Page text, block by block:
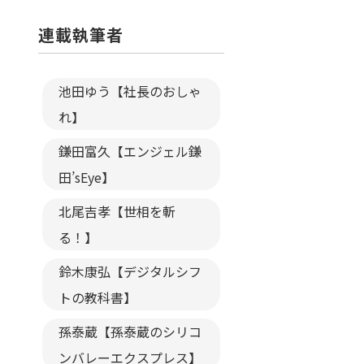
連載執筆者
池田ゆう【社長のおしゃ
れ】
鎌田富久【エンジェル鎌
田’sEye】
北尾吉孝【世相を斬
る！】
鈴木康弘【デジタルシフ
トの教科書】
孫泰蔵【孫泰蔵のシリコ
ンバレーエクスプレス】